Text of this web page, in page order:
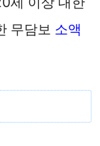
무담보 소액